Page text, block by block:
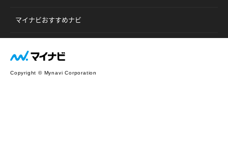
マイナビおすすめナビ
Copyright © Mynavi Corporation